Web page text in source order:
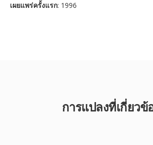
เผยแพร่ครั้งแรก: 1996
การแปลงที่เกี่ยวข้